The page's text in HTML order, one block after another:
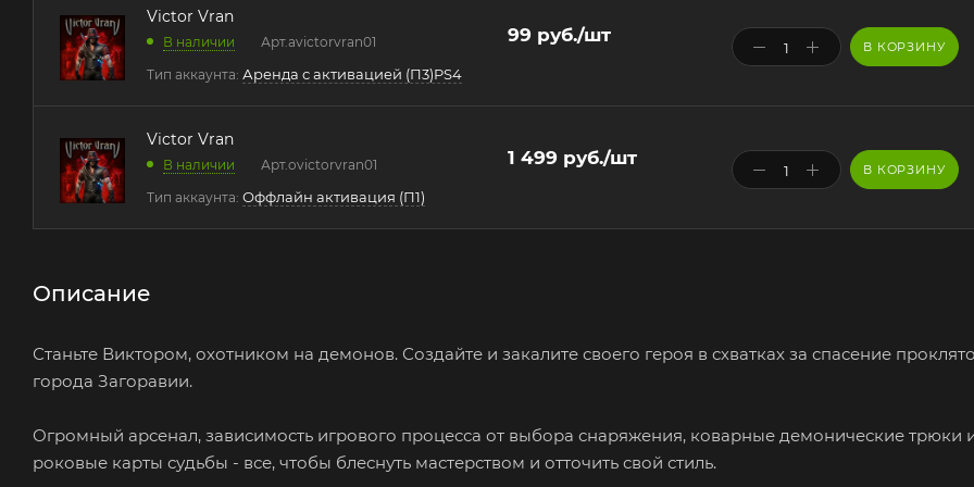
Victor Vran
В наличии Арт.avictorvran01
Тип аккаунта: Аренда с активацией (П3)PS4
99 руб./шт
В КОРЗИНУ
Victor Vran
В наличии Арт.ovictorvran01
Тип аккаунта: Оффлайн активация (П1)
1 499 руб./шт
В КОРЗИНУ
Описание
Станьте Виктором, охотником на демонов. Создайте и закалите своего героя в схватках за спасение
города Загоравии.
Огромный арсенал, зависимость игрового процесса от выбора снаряжения, коварные демонические трюки
роковые карты судьбы - все, чтобы блеснуть мастерством и отточить свой стиль.